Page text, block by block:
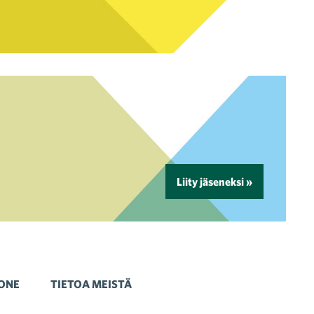
Liity jäseneksi »
TIETOA MEISTÄ